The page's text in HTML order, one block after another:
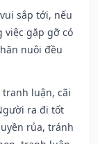
sắp tới, nếu
việc gặp gỡ có
nuôi đều
tranh luận, cãi
ra đi tốt
rủa, tránh